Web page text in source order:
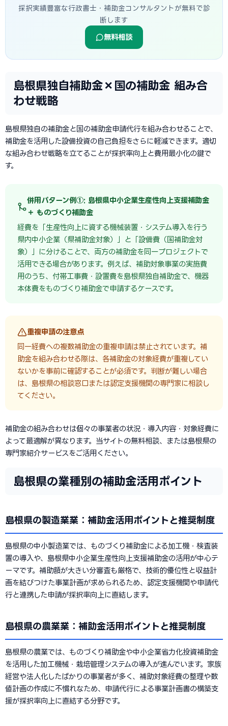
採択実績豊富な行政書士・補助金コンサルタントが無料で診
断します
無料相談
島根県独自補助金×国の補助金 組み合
わせ戦略
島根県独自の補助金と国の補助金申請代行を組み合わせることで、
補助金を活用した設備投資の自己負担をさらに軽減できます。適切
な組み合わせ戦略を立てることが採択率向上と費用最小化の鍵で
す。
併用パターン例①: 島根県中小企業生産性向上支援補助金
＋ ものづくり補助金
経費を「生産性向上に資する機械装置・システム導入を行う
県内中小企業（県補助金対象）」と「設備費（国補助金対
象）」に分けることで、両方の補助金を同一プロジェクトで
活用できる場合があります。例えば、補助対象事業の実施費
用のうち、付帯工事費・設置費を島根県独自補助金で、機器
本体費をものづくり補助金で申請するケースです。
重複申請の注意点
同一経費への複数補助金の重複申請は禁止されています。補
助金を組み合わせる際は、各補助金の対象経費が重複してい
ないかを事前に確認することが必須です。判断が難しい場合
は、島根県の相談窓口または認定支援機関の専門家に相談し
てください。
補助金の組み合わせは個々の事業者の状況・導入内容・対象経費に
よって最適解が異なります。当サイトの無料相談、または島根県の
専門家紹介サービスをご活用ください。
島根県の業種別の補助金活用ポイント
島根県の製造業業：補助金活用ポイントと推奨制度
島根県の中小製造業では、ものづくり補助金による加工機・検査装
置の導入や、島根県中小企業生産性向上支援補助金の活用が中心テ
ーマです。補助額が大きい分審査も厳格で、技術的優位性と収益計
画を結びつけた事業計画が求められるため、認定支援機関や申請代
行と連携した申請が採択率向上に直結します。
島根県の農業業：補助金活用ポイントと推奨制度
島根県の農業では、ものづくり補助金や中小企業省力化投資補助金
を活用した加工機械・栽培管理システムの導入が進んでいます。家族
経営や法人化したばかりの事業者が多く、補助対象経費の整理や数
値計画の作成に不慣れなため、申請代行による事業計画書の構築支
援が採択率向上に直結する分野です。